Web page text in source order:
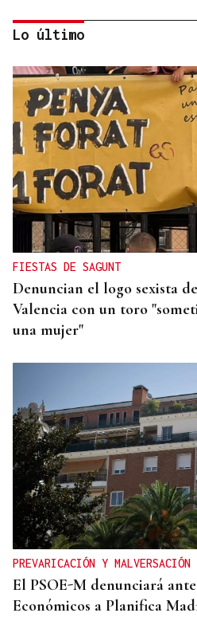
DALLAS MAVERICKS
Santi Aldama, jugador de
Lo último
FIESTAS DE SAGUNT
Denuncian el logo sexista
Valencia con un toro
una mujer"
PREVARICACIÓN Y MALVERSACIÓN
El PSOE-M denunciará
Económicos a Planifica